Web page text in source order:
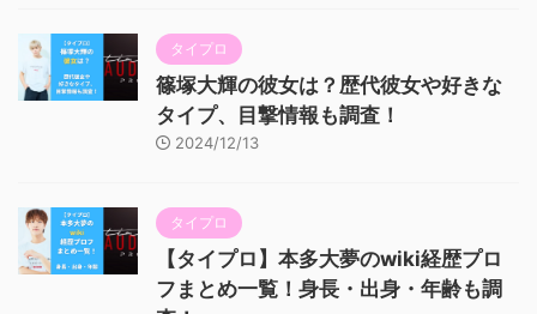
タイプロ
篠塚大輝の彼女は？歴代彼女や好きな
タイプ、目撃情報も調査！
2024/12/13
タイプロ
【タイプロ】本多大夢のwiki経歴プロ
フまとめ一覧！身長・出身・年齢も調